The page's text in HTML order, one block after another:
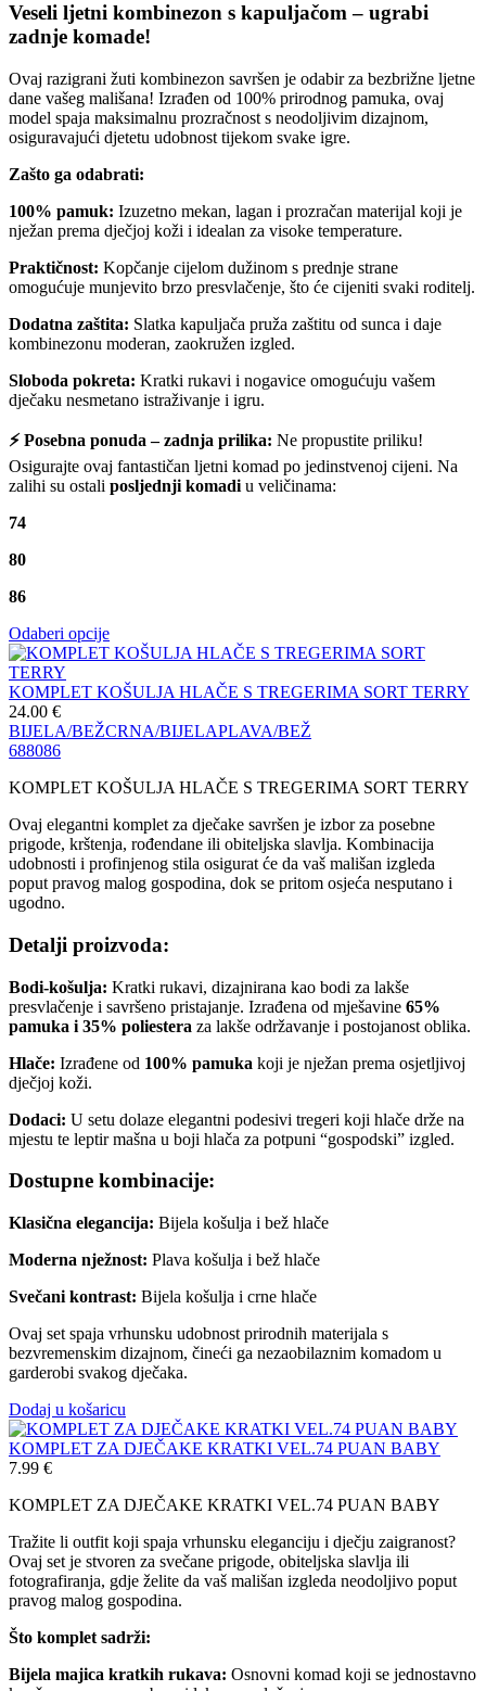
Veseli ljetni kombinezon s kapuljačom – ugrabi
zadnje komade!
Ovaj razigrani žuti kombinezon savršen je odabir za bezbrižne ljetne
dane vašeg mališana! Izrađen od 100% prirodnog pamuka, ovaj
model spaja maksimalnu prozračnost s neodoljivim dizajnom,
osiguravajući djetetu udobnost tijekom svake igre.
Zašto ga odabrati:
100% pamuk: Izuzetno mekan, lagan i prozračan materijal koji je
nježan prema dječjoj koži i idealan za visoke temperature.
Praktičnost: Kopčanje cijelom dužinom s prednje strane
omogućuje munjevito brzo presvlačenje, što će cijeniti svaki roditelj.
Dodatna zaštita: Slatka kapuljača pruža zaštitu od sunca i daje
kombinezonu moderan, zaokružen izgled.
Sloboda pokreta: Kratki rukavi i nogavice omogućuju vašem
dječaku nesmetano istraživanje i igru.
⚡ Posebna ponuda – zadnja prilika: Ne propustite priliku!
Osigurajte ovaj fantastičan ljetni komad po jedinstvenoj cijeni. Na
zalihi su ostali posljednji komadi u veličinama:
74
80
86
Odaberi opcije
KOMPLET KOŠULJA HLAČE S TREGERIMA SORT TERRY
24.00 €
BIJELA/BEŽCRNA/BIJELAPLAVA/BEŽ
688086
KOMPLET KOŠULJA HLAČE S TREGERIMA SORT TERRY
Ovaj elegantni komplet za dječake savršen je izbor za posebne
prigode, krštenja, rođendane ili obiteljska slavlja. Kombinacija
udobnosti i profinjenog stila osigurat će da vaš mališan izgleda
poput pravog malog gospodina, dok se pritom osjeća nesputano i
ugodno.
Detalji proizvoda:
Bodi-košulja: Kratki rukavi, dizajnirana kao bodi za lakše
presvlačenje i savršeno pristajanje. Izrađena od mješavine 65%
pamuka i 35% poliestera za lakše održavanje i postojanost oblika.
Hlače: Izrađene od 100% pamuka koji je nježan prema osjetljivoj
dječjoj koži.
Dodaci: U setu dolaze elegantni podesivi tregeri koji hlače drže na
mjestu te leptir mašna u boji hlača za potpuni “gospodski” izgled.
Dostupne kombinacije:
Klasična elegancija: Bijela košulja i bež hlače
Moderna nježnost: Plava košulja i bež hlače
Svečani kontrast: Bijela košulja i crne hlače
Ovaj set spaja vrhunsku udobnost prirodnih materijala s
bezvremenskim dizajnom, čineći ga nezaobilaznim komadom u
garderobi svakog dječaka.
Dodaj u košaricu
KOMPLET ZA DJEČAKE KRATKI VEL.74 PUAN BABY
7.99 €
KOMPLET ZA DJEČAKE KRATKI VEL.74 PUAN BABY
Tražite li outfit koji spaja vrhunsku eleganciju i dječju zaigranost?
Ovaj set je stvoren za svečane prigode, obiteljska slavlja ili
fotografiranja, gdje želite da vaš mališan izgleda neodoljivo poput
pravog malog gospodina.
Što komplet sadrži:
Bijela majica kratkih rukava: Osnovni komad koji se jednostavno